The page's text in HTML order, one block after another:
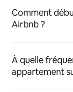
Comment
Airbnb ?
À quelle
appartement